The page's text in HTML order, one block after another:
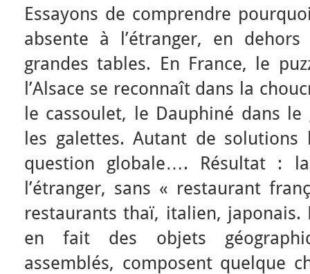
Essayons de comprendre
absente à l’étranger, en
grandes tables. En France, le
l’Alsace se reconnaît dans la
le cassoulet, le Dauphiné dans
les galettes. Autant de
question globale…. Résultat :
l’étranger, sans « restaurant
restaurants thaï, italien,
en fait des objets
assemblés, composent quelque